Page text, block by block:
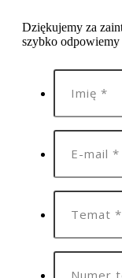
Dziękujemy za
szybko odpowiemy